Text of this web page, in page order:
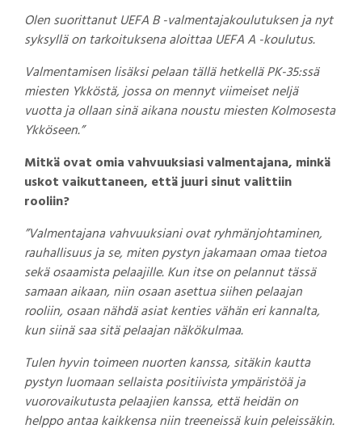
Olen suorittanut UEFA B -valmentajakoulutuksen ja nyt
syksyllä on tarkoituksena aloittaa UEFA A -koulutus.
Valmentamisen lisäksi pelaan tällä hetkellä PK-35:ssä
miesten Ykköstä, jossa on mennyt viimeiset neljä
vuotta ja ollaan sinä aikana noustu miesten Kolmosesta
Ykköseen.”
Mitkä ovat omia vahvuuksiasi valmentajana, minkä
uskot vaikuttaneen, että juuri sinut valittiin
rooliin?
”Valmentajana vahvuuksiani ovat ryhmänjohtaminen,
rauhallisuus ja se, miten pystyn jakamaan omaa tietoa
sekä osaamista pelaajille. Kun itse on pelannut tässä
samaan aikaan, niin osaan asettua siihen pelaajan
rooliin, osaan nähdä asiat kenties vähän eri kannalta,
kun siinä saa sitä pelaajan näkökulmaa.
Tulen hyvin toimeen nuorten kanssa, sitäkin kautta
pystyn luomaan sellaista positiivista ympäristöä ja
vuorovaikutusta pelaajien kanssa, että heidän on
helppo antaa kaikkensa niin treeneissä kuin peleissäkin.